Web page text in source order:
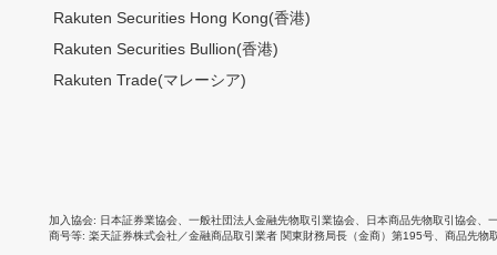
Rakuten Securities Hong Kong(香港)
Rakuten Securities Bullion(香港)
Rakuten Trade(マレーシア)
加入協会 日本証券業協会 一般社団法人金融先物取引業協会 日本商品先物取引協会
商号等 楽天証券株式会社／金融商品取引業者 関東財務局長（金商）第195号、商品先物